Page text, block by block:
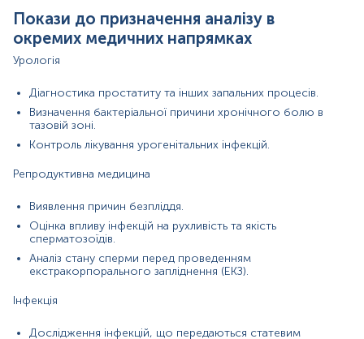
поверхні).
3. Хронічні захворювання
впливати на результат.
Матеріал
сперма
вимірювань можуть змінюватися у відповідності до зміни
тест-систем.
Еякулят відбирається самостійно пацієнтом.
Біологічний матеріал доставити до пункту забору до 2-х годин
Покази до призначення аналізу в
окремих медичних напрямках
Урологія
Діагностика простатиту та інших запальних процесів.
Визначення бактеріальної причини хронічного болю в
тазовій зоні.
Контроль лікування урогенітальних інфекцій.
Репродуктивна медицина
Виявлення причин безпліддя.
Оцінка впливу інфекцій на рухливість та якість
сперматозоїдів.
Аналіз стану сперми перед проведенням
екстракорпорального запліднення (ЕКЗ).
Інфекція
Дослідження інфекцій, що передаються статевим